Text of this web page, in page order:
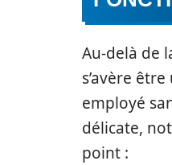
Au-delà de
s’avère
employé
délicate,
point :